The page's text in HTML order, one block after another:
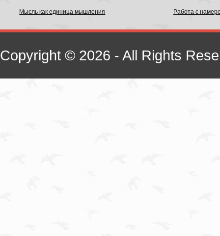
Мысль как единица мышления Работа с
Copyright © 2026 - All Rights